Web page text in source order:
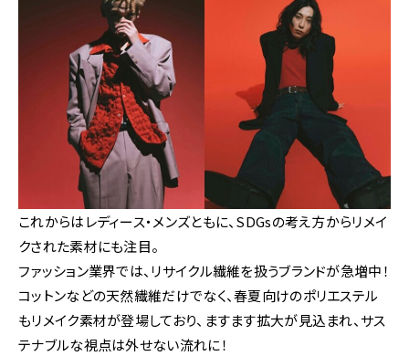
これからはレディース・メンズともに、SDGsの考え方からリメイ
クされた素材にも注目。
ファッション業界では、リサイクル繊維を扱うブランドが急増中！
コットンなどの天然繊維だけでなく、春夏向けのポリエステル
もリメイク素材が登場しており、ますます拡大が見込まれ、サス
テナブルな視点は外せない流れに！